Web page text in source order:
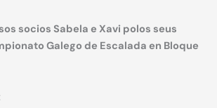
socios Sabela e Xavi polos seus
Galego de Escalada en Bloque